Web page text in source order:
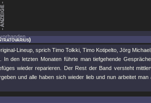
Lineup, sprich Timo Tolkki, Timo Kotipelto, Jörg
den letzten Monaten führte man tiefgehende
wieder reparieren. Der Rest der Band versteht
und alle haben sich wieder lieb und nun arbeitet man